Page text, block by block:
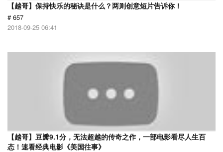
【越哥】保持快乐的秘诀是什么？两则创意短片告诉你！
# 657
2018-09-25 06:41
【越哥】豆瓣9.1分，无法超越的传奇之作，一部电影看尽人生百
态！速看经典电影《美国往事》